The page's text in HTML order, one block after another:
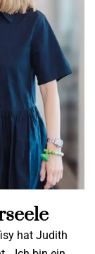
hat Judith